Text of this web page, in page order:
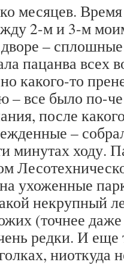
месяцев.
2-м и 3-м
–
пацанва всех
какого-то
– все было по-
после
–
минутах ходу.
ухоженные
некрупный
(точнее даже
редки. И
ниоткуда